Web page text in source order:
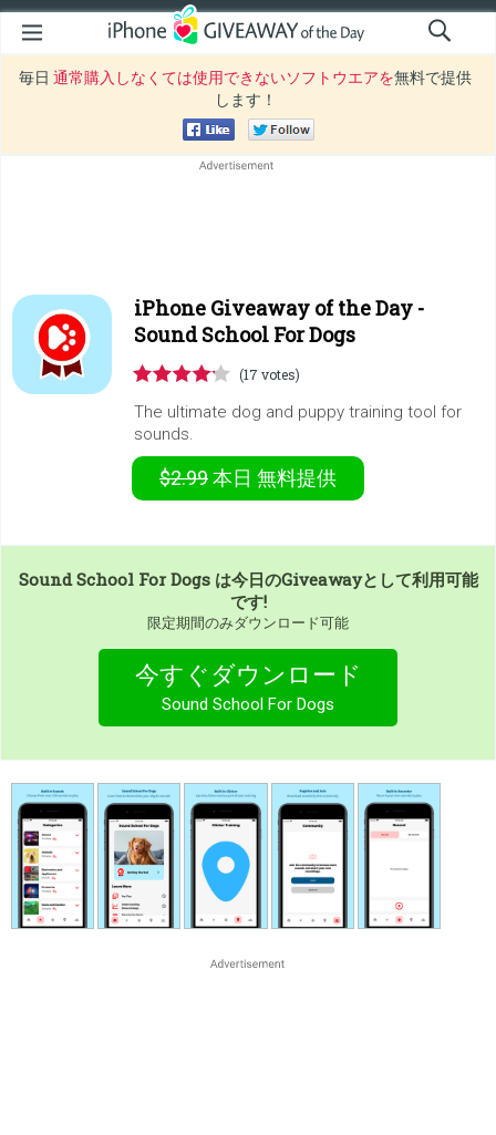
毎日 通常購入しなくては使用できないソフトウエアを無料で提供
します！
iPhone Giveaway of the Day -
Sound School For Dogs
(17 votes)
The ultimate dog and puppy training tool for
sounds.
$2.99本日 無料提供
Sound School For Dogsは今日のGiveawayとして利用可能
です!
限定期間のみダウンロード可能
今すぐダウンロード
Sound School For Dogs